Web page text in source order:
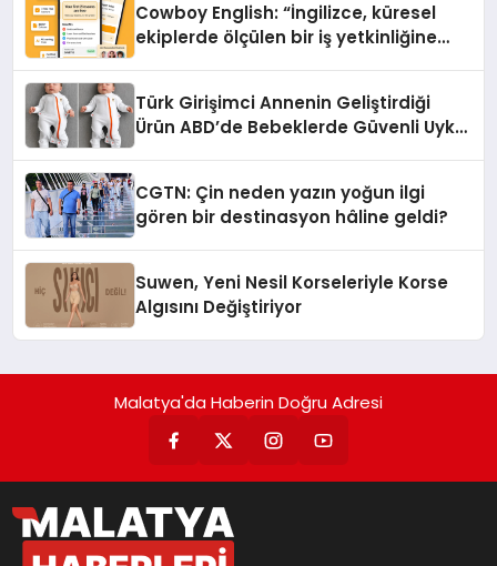
Cowboy English: “İngilizce, küresel
ekiplerde ölçülen bir iş yetkinliğine
Türk Girişimci Annenin Geliştirdiği
Ürün ABD’de Bebeklerde Güvenli Uyku
CGTN: Çin neden yazın yoğun ilgi
gören bir destinasyon hâline geldi?
Suwen, Yeni Nesil Korseleriyle Korse
Algısını Değiştiriyor
Malatya'da Haberin Doğru Adresi